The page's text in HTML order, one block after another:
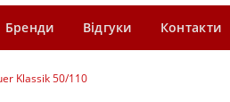
Бренди Відгуки Контакти
Klassik 50/110